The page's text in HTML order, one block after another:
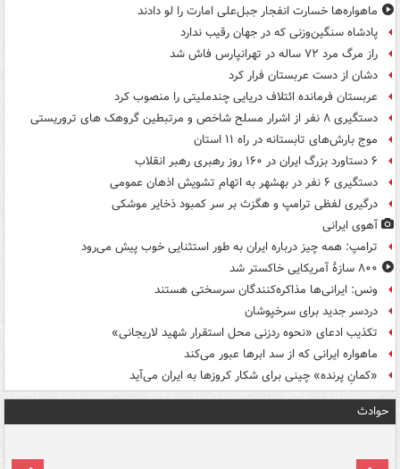
ماهواره‌ها خسارت انفجار جبل‌علی امارت را لو دادند
پادشاه سنگین‌وزنی که در جهان رقیب ندارد
راز مرگ مرد ۷۲ ساله در تهرانپارس فاش شد
دشان از دست عربستان فرار کرد
عربستان فرمانده ائتلاف دریایی چندملیتی را منصوب کرد
دستگیری ۸ نفر از اشرار مسلح شاخص و مرتبطین گروهک های تروریستی
موج بارش‌های تابستانه در راه ۱۱ استان
۶ دستاورد بزرگ ایران در ۱۶۰ روز رهبری رهبر انقلاب
دستگیری ۶ نفر در بهشهر به اتهام تشویش اذهان عمومی
درگیری لفظی ترامپ و هگزث بر سر کمبود ذخایر موشکی
آهوی ایرانی
ترامپ: همه چیز درباره ایران به طور استثنایی خوب پیش می‌رود
۸۰۰ سازۀ آمریکایی خاکستر شد
ونس: ایرانی‌ها مذاکره‌کنندگان سرسختی هستند
دردسر جدید برای سرخپوشان
تکذیب ادعای «نحوه ردزنی محل استقرار شهید لاریجانی»
ماهواره ایرانی که از سد ابرها عبور می‌کند
«کمانِ پرنده» چینی برای شکار کروزها به ایران می‌آید
حوادث